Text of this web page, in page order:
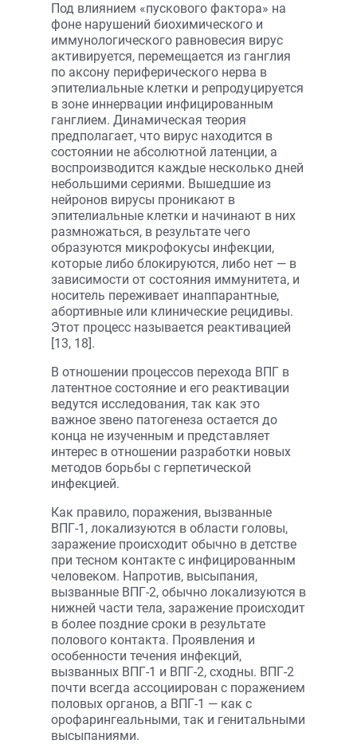
Под влиянием «пускового фактора» на
фоне нарушений биохимического и
иммунологического равновесия вирус
активируется, перемещается из ганглия
по аксону периферического нерва в
эпителиальные клетки и репродуцируется
в зоне иннервации инфицированным
ганглием. Динамическая теория
предполагает, что вирус находится в
состоянии не абсолютной латенции, а
воспроизводится каждые несколько дней
небольшими сериями. Вышедшие из
нейронов вирусы проникают в
эпителиальные клетки и начинают в них
размножаться, в результате чего
образуются микрофокусы инфекции,
которые либо блокируются, либо нет — в
зависимости от состояния иммунитета, и
носитель переживает инаппарантные,
абортивные или клинические рецидивы.
Этот процесс называется реактивацией
[13, 18].
В отношении процессов перехода ВПГ в
латентное состояние и его реактивации
ведутся исследования, так как это
важное звено патогенеза остается до
конца не изученным и представляет
интерес в отношении разработки новых
методов борьбы с герпетической
инфекцией.
Как правило, поражения, вызванные
ВПГ-1, локализуются в области головы,
заражение происходит обычно в детстве
при тесном контакте с инфицированным
человеком. Напротив, высыпания,
вызванные ВПГ-2, обычно локализуются в
нижней части тела, заражение происходит
в более поздние сроки в результате
полового контакта. Проявления и
особенности течения инфекций,
вызванных ВПГ-1 и ВПГ-2, сходны. ВПГ-2
почти всегда ассоциирован с поражением
половых органов, а ВПГ-1 — как с
орофарингеальными, так и генитальными
высыпаниями.